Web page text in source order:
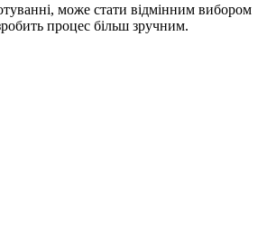
може стати відмінним вибором
процес більш зручним.